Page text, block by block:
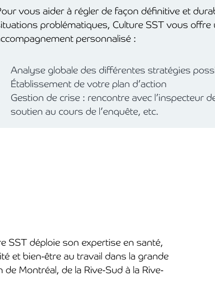
vous aider à régler de façon définitive et
problématiques, Culture SST vous offre
personnalisé :
Analyse globale des différentes stratégies
Établissement de votre plan d’action
Gestion de crise : rencontre avec l’inspecteur
soutien au cours de l’enquête, etc.
SST déploie son expertise en santé,
et bien-être au travail dans la grande
de Montréal, de la Rive-Sud à la Rive-